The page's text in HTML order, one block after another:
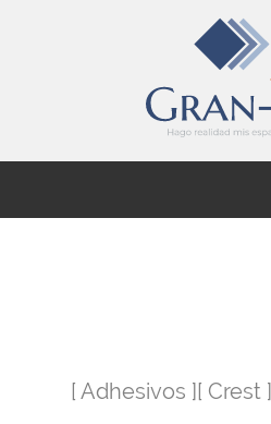
[ Adhesivos ][ Crest ]